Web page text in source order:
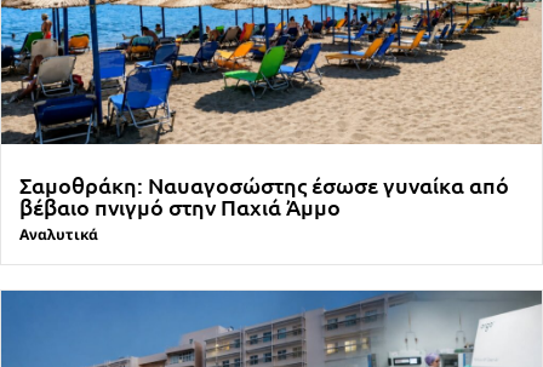
Σαμοθράκη: Ναυαγοσώστης έσωσε γυναίκα από
βέβαιο πνιγμό στην Παχιά Άμμο
Αναλυτικά